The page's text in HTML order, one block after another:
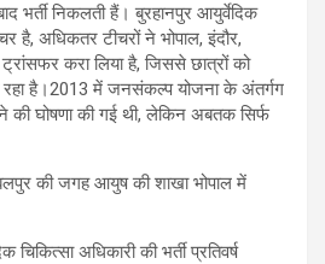
भर्ती निकलती हैं। बुरहानपुर आयुर्वेदिक
है, अधिकतर टीचरों ने भोपाल, इंदौर,
करा लिया है, जिससे छात्रों को
रहा है।2013 में जनसंकल्प योजना के अंतर्गग
घोषणा की गई थी, लेकिन अबतक सिर्फ
की जगह आयुष की शाखा भोपाल में
चिकित्सा अधिकारी की भर्ती प्रतिवर्ष